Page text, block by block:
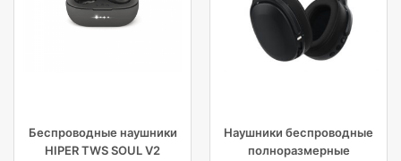
Беспроводные наушники
HIPER TWS SOUL V2
Наушники беспроводные
полноразмерные